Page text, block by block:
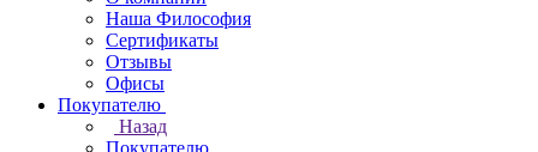
Наша Философия
Сертификаты
Отзывы
Офисы
Покупателю
Назад
Покупателю